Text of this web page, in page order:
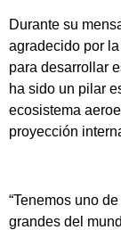
Durante su
agradecido por
para desarrollar
ha sido un pilar
ecosistema
proyección
“Tenemos uno
grandes del